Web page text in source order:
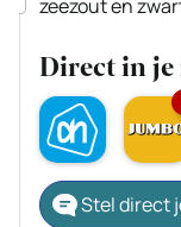
zeezout en
Direct in
Stel direct